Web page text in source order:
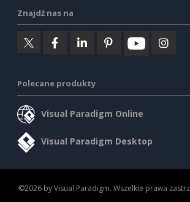
Znajdź nas na
Polecane produkty
Visual Paradigm Online
Visual Paradigm Desktop
©2026 by Visual Paradigm. Wszelkie prawa